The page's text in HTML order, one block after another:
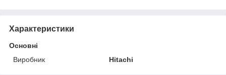
Характеристики
Основні
Виробник
Hitachi